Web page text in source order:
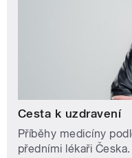
Cesta k uzdravení
Příběhy medicíny
předními lékaři